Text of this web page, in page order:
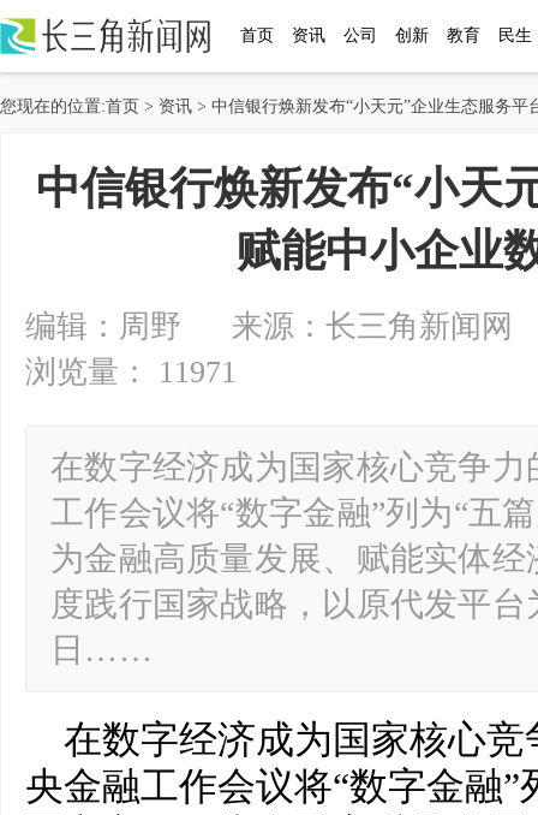
首页 资讯 公司 创新 教育 民生
您现在的位置:首页 > 资讯 > 中信银行焕新发布“小天元”企业生态服务平
中信银行焕新发布“小天
赋能中小企业
编辑：周野 来源：长三角新闻网
浏览量： 11971
在数字经济成为国家核心竞争
工作会议将“数字金融”列为“五
为金融高质量发展、赋能实体
度践行国家战略，以原代发平
日……
在数字经济成为国家核心
央金融工作会议将“数字金融”